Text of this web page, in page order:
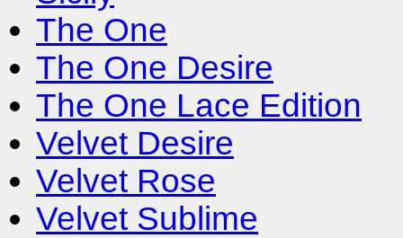
The One
The One Desire
The One Lace Edition
Velvet Desire
Velvet Rose
Velvet Sublime